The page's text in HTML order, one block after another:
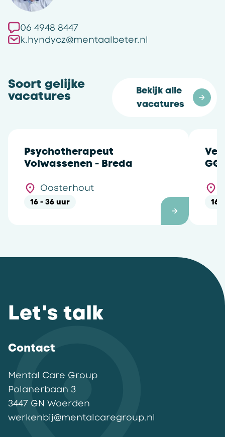
06 4948 8447
k.hyndycz@mentaalbeter.nl
Soort gelijke
vacatures
Bekijk alle
vacatures
Psychotherapeut
Volwassenen - Breda
Oosterhout
16 - 36 uur 16
Let's talk
Contact
Mental Care Group
Polanerbaan 3
3447 GN Woerden
werkenbij@mentalcaregroup.nl